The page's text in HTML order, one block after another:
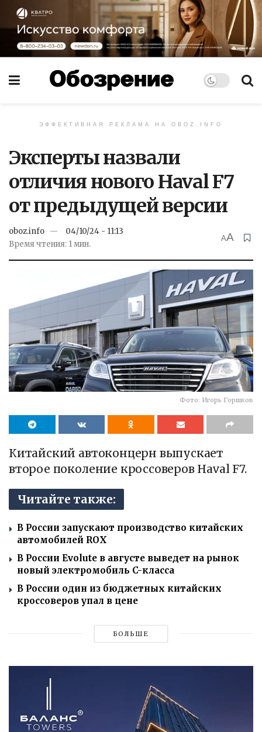
ЭФФЕКТИВНАЯ РЕКЛАМА НА OBOZ.INFO
Эксперты назвали
отличия нового Haval F7
от предыдущей версии
oboz.info
04/10/24 - 11:13
Время чтения: 1 мин.
AA
Фото: Игорь Горшков
Китайский автоконцерн выпускает
второе поколение кроссоверов Haval F7.
Читайте также:
В России запускают производство китайских
автомобилей ROX
В России Evolute в августе выведет на рынок
новый электромобиль C-класса
В России один из бюджетных китайских
кроссоверов упал в цене
БОЛЬШЕ